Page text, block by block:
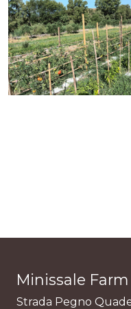
Minissale
Strada Pegno